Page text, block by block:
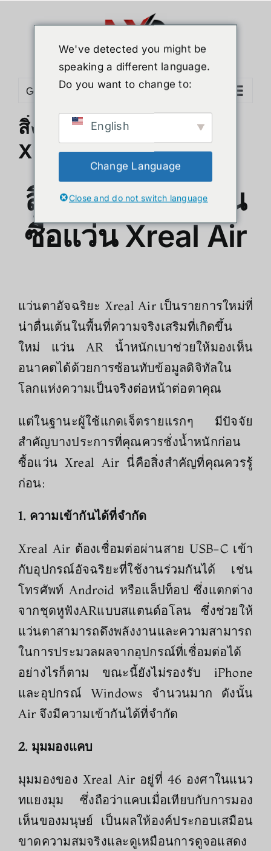
Go to...
สิ่งที่คุณควรรู้ก่อนซื้อแว่น
Xreal Air
สิ่งที่คุณควรรู้ก่อน
ซื้อแว่น Xreal Air
แว่นตาอัจฉริยะ Xreal Air เป็นรายการใหม่ที่
น่าตื่นเต้นในพื้นที่ความจริงเสริมที่เกิดขึ้น
ใหม่ แว่น AR น้ำหนักเบาช่วยให้มองเห็น
อนาคตได้ด้วยการซ้อนทับข้อมูลดิจิทัลใน
โลกแห่งความเป็นจริงต่อหน้าต่อตาคุณ
แต่ในฐานะผู้ใช้แกดเจ็ตรายแรกๆ มีปัจจัย
สำคัญบางประการที่คุณควรชั่งน้ำหนักก่อน
ซื้อแว่น Xreal Air นี่คือสิ่งสำคัญที่คุณควรรู้
ก่อน:
1. ความเข้ากันได้ที่จำกัด
Xreal Air ต้องเชื่อมต่อผ่านสาย USB-C เข้า
กับอุปกรณ์อัจฉริยะที่ใช้งานร่วมกันได้ เช่น
โทรศัพท์ Android หรือแล็ปท็อป ซึ่งแตกต่าง
จากชุดหูฟังARแบบสแตนด์อโลน ซึ่งช่วยให้
แว่นตาสามารถดึงพลังงานและความสามารถ
ในการประมวลผลจากอุปกรณ์ที่เชื่อมต่อได้
อย่างไรก็ตาม ขณะนี้ยังไม่รองรับ iPhone
และอุปกรณ์ Windows จำนวนมาก ดังนั้น
Air จึงมีความเข้ากันได้ที่จำกัด
2. มุมมองแคบ
มุมมองของ Xreal Air อยู่ที่ 46 องศาในแนว
ทแยงมุม ซึ่งถือว่าแคบเมื่อเทียบกับการมอง
เห็นของมนุษย์ เป็นผลให้องค์ประกอบเสมือน
ขาดความสมจริงและดูเหมือนการดูจอแสดง
We've detected you might be
speaking a different language.
Do you want to change to:
English
Change Language
Close and do not switch language